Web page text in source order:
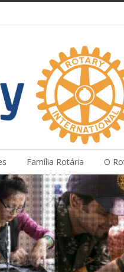
Família Rotária O